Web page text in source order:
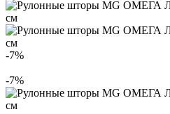
-7%
-7%